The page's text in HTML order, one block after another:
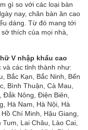
gì so với các loại bàn
nay, chân bàn ăn cao
dáng. Từ đó mang tới
thích của mọi nhà,
V nhập khẩu cao
và các tỉnh thành như:
Bắc Kạn, Bắc Ninh, Bến
Bình Thuận, Cà Mau,
Nông, Điện Biên,
Hà Nam, Hà Nội, Hà
Chí Minh, Hậu Giang,
Lai Châu, Lào Cai,